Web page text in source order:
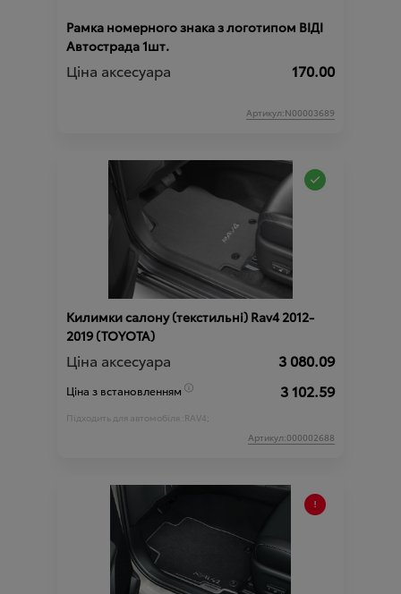
Рамка номерного знака з логотипом ВІДІ
Автострада 1шт.
Ціна аксесуара 170.00
Артикул:N00003689
Килимки салону (текстильні) Rav4 2012-
2019 (TOYOTA)
Ціна аксесуара 3 080.09
Ціна з встановленням 3 102.59
Підходить для автомобіля :RAV4;
Артикул:000002688